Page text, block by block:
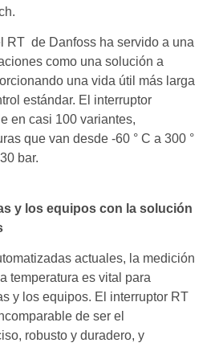
RT de Danfoss ha servido a una
como una solución a
una vida útil más larga
estándar. El interruptor
en casi 100 variantes,
que van desde -60 ° C a 300 °
bar.
y los equipos con la solución
actuales, la medición
temperatura es vital para
y los equipos. El interruptor RT
de ser el
robusto y duradero, y